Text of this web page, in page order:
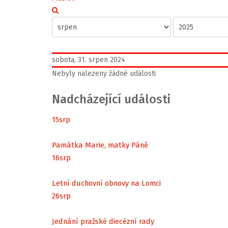
sobota, 31. srpen 2024
Nebyly nalezeny žádné události
Nadcházející události
15srp
Památka Marie, matky Páně
16srp
Letní duchovní obnovy na Lomci
26srp
Jednání pražské diecézní rady